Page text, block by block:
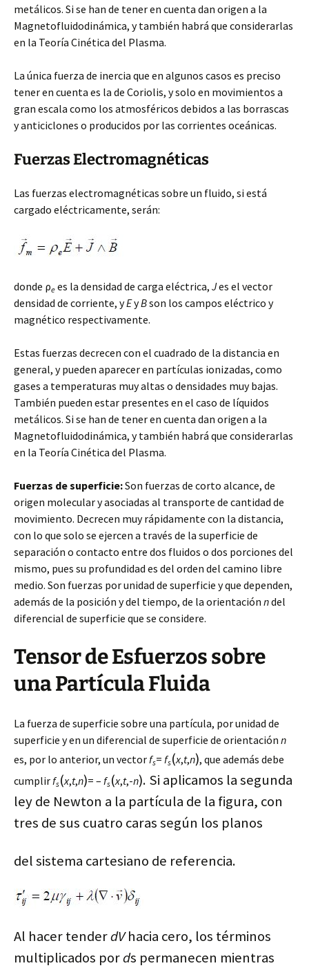
metálicos. Si se han de tener en cuenta dan origen a la
Magnetofluidodinámica, y también habrá que considerarlas
en la Teoría Cinética del Plasma.
La única fuerza de inercia que en algunos casos es preciso
tener en cuenta es la de Coriolis, y solo en movimientos a
gran escala como los atmosféricos debidos a las borrascas
y anticiclones o producidos por las corrientes oceánicas.
Fuerzas Electromagnéticas
Las fuerzas electromagnéticas sobre un fluido, si está
cargado eléctricamente, serán:
donde ρe es la densidad de carga eléctrica, Jes el vector
densidad de corriente, yEyBson los campos eléctrico y
magnético respectivamente.
Estas fuerzas decrecen con el cuadrado de la distancia en
general, y pueden aparecer en partículas ionizadas, como
gases a temperaturas muy altas o densidades muy bajas.
También pueden estar presentes en el caso de líquidos
metálicos. Si se han de tener en cuenta dan origen a la
Magnetofluidodinámica, y también habrá que considerarlas
en la Teoría Cinética del Plasma.
Fuerzas de superficie:Son fuerzas de corto alcance, de
origen molecular y asociadas al transporte de cantidad de
movimiento. Decrecen muy rápidamente con la distancia,
con lo que solo se ejercen a través de la superficie de
separación o contacto entre dos fluidos o dos porciones del
mismo, pues su profundidad es del orden del camino libre
medio. Son fuerzas por unidad de superficie y que dependen,
además de la posición y del tiempo, de la orientación ndel
diferencial de superficie que se considere.
Tensor de Esfuerzos sobre
una Partícula Fluida
La fuerza de superficie sobre una partícula, por unidad de
superficie y en un diferencial de superficie de orientación n
es, por lo anterior, un vectorfs= fs(x,t,n), que además debe
cumplirfs(x,t,n)= – fs(x,t,-n). Si aplicamos la segunda
ley de Newton a la partícula de la figura, con
tres de sus cuatro caras según los planos
del sistema cartesiano de referencia.
Al hacer tenderdVhacia cero, los términos
multiplicados pords permanecen mientras